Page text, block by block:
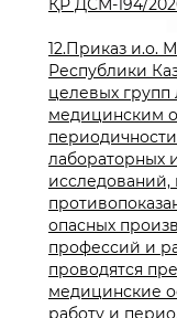
ҚР ДСМ-194/
12.Приказ и.о.
Республики
целевых
медицинским
лабораторных
опасных
профессий и
проводятся
медицинские
работу и